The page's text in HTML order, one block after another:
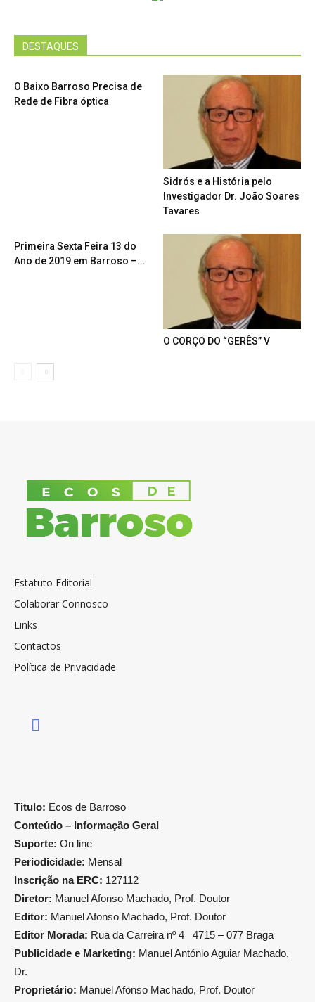
DESTAQUES
O Baixo Barroso Precisa de
Rede de Fibra óptica
Sidrós e a História pelo
Investigador Dr. João Soares
Tavares
Primeira Sexta Feira 13 do
Ano de 2019 em Barroso –...
O CORÇO DO “GERÊS” V
Estatuto Editorial
Colaborar Connosco
Links
Contactos
Política de Privacidade
Titulo: Ecos de Barroso
Conteúdo – Informação Geral
Suporte: On line
Periodicidade: Mensal
Inscrição na ERC: 127112
Diretor: Manuel Afonso Machado, Prof. Doutor
Editor: Manuel Afonso Machado, Prof. Doutor
Editor Morada: Rua da Carreira nº 4 4715 – 077 Braga
Publicidade e Marketing: Manuel António Aguiar Machado,
Dr.
Proprietário: Manuel Afonso Machado, Prof. Doutor